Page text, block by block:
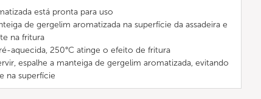
está pronta para uso
de gergelim aromatizada na superfície da assadeira e
na fritura
aquecida, 250°C atinge o efeito de fritura
espalhe a manteiga de gergelim aromatizada, evitando
na superfície